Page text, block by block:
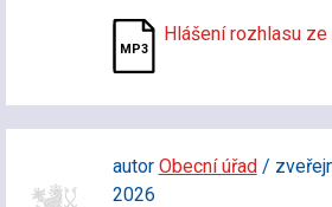
Hlášení rozhlasu
autor Obecní úřad/
2026